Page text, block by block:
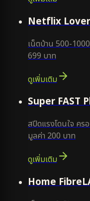
Netflix Lover
เน็ตบ้าน 500-
699 บาท
ดูเพิ่มเติม
Super FAST
สปีดแรงโดนใจ ค
มูลค่า 200 บาท
ดูเพิ่มเติม
Home